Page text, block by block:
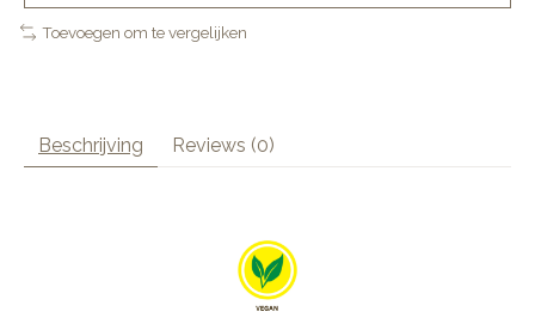
Toevoegen om te vergelijken
Beschrijving Reviews (0)